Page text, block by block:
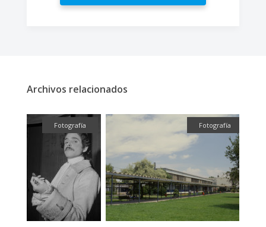
Archivos relacionados
Fotografía Fotografía